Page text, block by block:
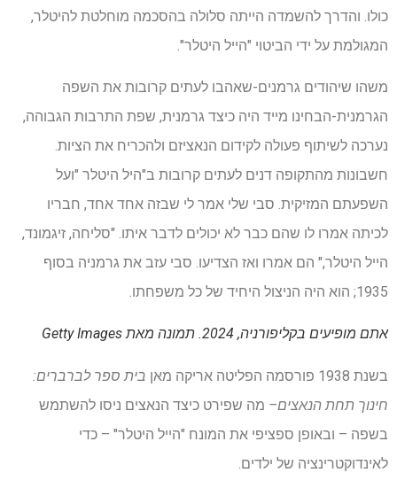
כולו. והדרך להשמדה הייתה סלולה בהסכמה מוחלטת להיטלר,
המגולמת על ידי הביטוי "הייל היטלר".
משהו שיהודים גרמנים-שאהבו לעתים קרובות את השפה
הגרמנית-הבחינו מייד היה כיצד גרמנית, שפת התרבות הגבוהה,
נערכה לשיתוף פעולה לקידום הנאציזם ולהכריח את הציות.
חשבונות מהתקופה דנים לעתים קרובות ב"היל היטלר "ועל
השפעתם המזיקית. סבי שלי אמר לי שבזה אחד אחד, חבריו
לכיתה אמרו לו שהם כבר לא יכולים לדבר איתו. "סליחה, זיגמונד,
הייל היטלר," הם אמרו ואז הצדיעו. סבי עזב את גרמניה בסוף
1935; הוא היה הניצול היחיד של כל משפחתו.
אתם מופיעים בקליפורניה, 2024. תמונה מאת Getty Images
בשנת 1938 פורסמה הפליטה אריקה מאן
בית ספר לברברים:
חינוך תחת הנאצים– מה שפירט כיצד הנאצים ניסו להשתמש
בשפה – ובאופן ספציפי את המונח "הייל היטלר" – כדי
לאינדוקטרינציה של ילדים.